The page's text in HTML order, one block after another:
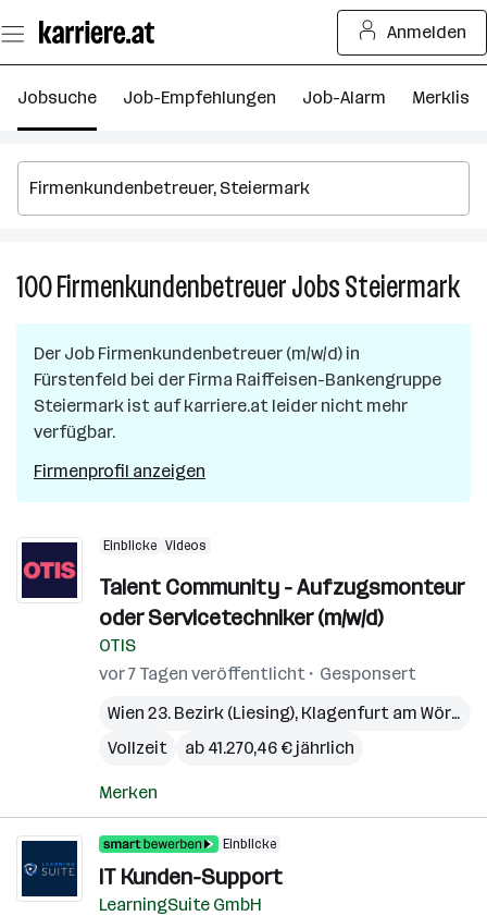
Seiteninhalt
springen
Anmelden
Jobsuche Job-Empfehlungen Job-Alarm Merkliste
100FirmenkundenbetreuerJobsSteiermark100
Der Job Firmenkundenbetreuer (m/w/d) in
Fürstenfeld bei der Firma Raiffeisen-Bankengruppe
Steiermark ist auf karriere.at leider nicht mehr
verfügbar.
Firmenprofil anzeigen
Einblicke Videos
Talent Community - Aufzugsmonteur
oder Servicetechniker (m/w/d)
OTIS
vor 7 Tagen veröffentlicht
Gesponsert
Wien 23. Bezirk (Liesing), Klagenfurt am Wörthersee
Vollzeit
ab 41.270,46 € jährlich
Merken
Einblicke
IT Kunden-Support
LearningSuite GmbH